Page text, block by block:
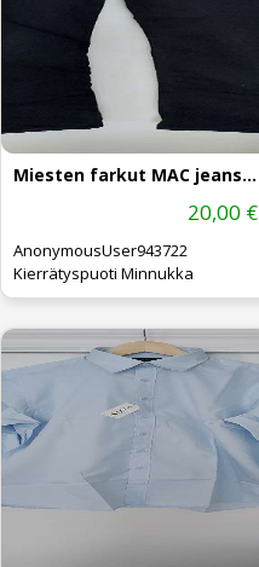
Miesten farkut MAC jeans koko 35/32
20,00 €
AnonymousUser943722
Kierrätyspuoti Minnukka